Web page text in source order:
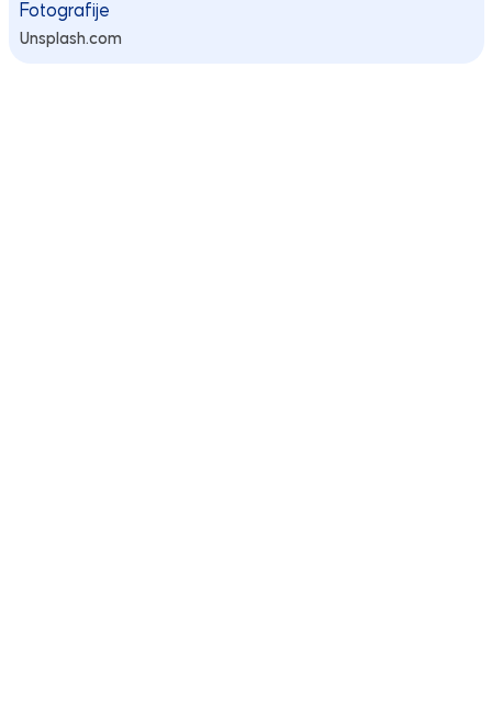
Fotografije
Unsplash.com